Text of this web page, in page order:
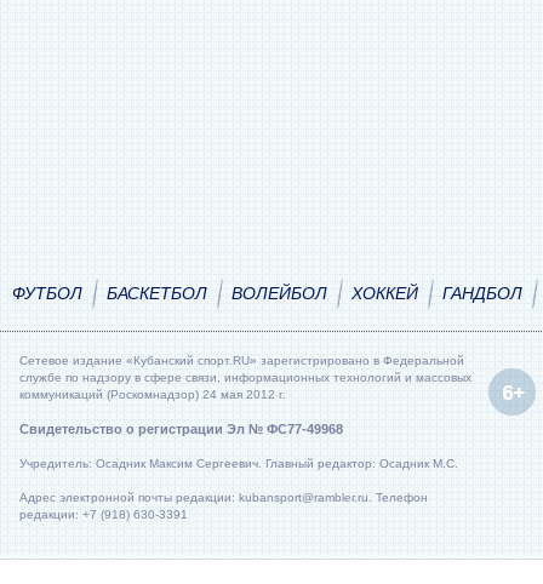
ФУТБОЛ БАСКЕТБОЛ ВОЛЕЙБОЛ ХОККЕЙ ГАНДБОЛ
Сетевое издание «Кубанский спорт.RU» зарегистрировано в Федеральной
службе по надзору в сфере связи, информационных технологий и массовых
коммуникаций (Роскомнадзор) 24 мая 2012 г.
Свидетельство о регистрации Эл № ФС77-49968
Учредитель: Осадник Максим Сергеевич. Главный редактор: Осадник М.С.
Адрес электронной почты редакции: kubansport@rambler.ru. Телефон
редакции: +7 (918) 630-3391